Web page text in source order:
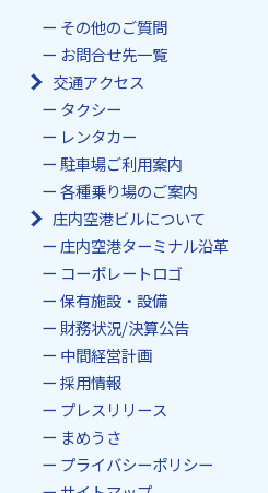
その他のご質問
お問合せ先一覧
交通アクセス
タクシー
レンタカー
駐車場ご利用案内
各種乗り場のご案内
庄内空港ビルについて
庄内空港ターミナル沿革
コーポレートロゴ
保有施設・設備
財務状況/決算公告
中間経営計画
採用情報
プレスリリース
まめうさ
プライバシーポリシー